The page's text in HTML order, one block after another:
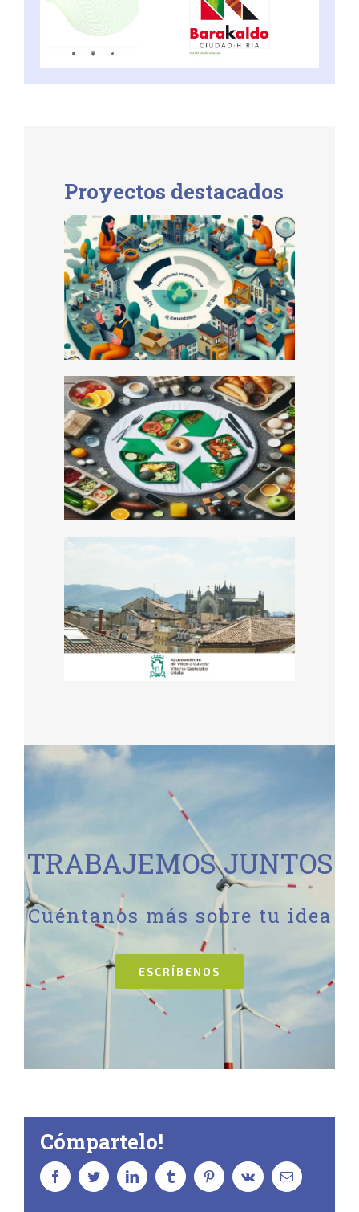
Proyectos destacados
Estudio de Impacto
Ambiental Evitado
Productos Reparados
Economía Circular en
el Sector Turístico:
Impulsando la
Sostenibilidad y
Rentabilidad
Asesoramiento a
empresas locales para
la optimización y
reducción del gasto
energético y huella de
TRABAJEMOS JUNTOS
Cuéntanos más sobre tu idea
ESCRÍBENOS
Cómpartelo!
facebooktwitter linkedin tumblr pinterestvk
Correo
electrónico